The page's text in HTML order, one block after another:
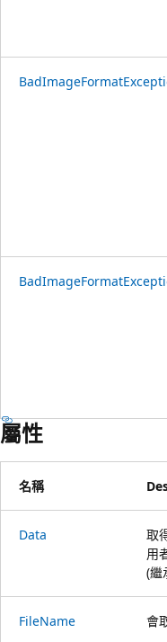
屬性
名稱
Data
取
用
(繼
FileName 會